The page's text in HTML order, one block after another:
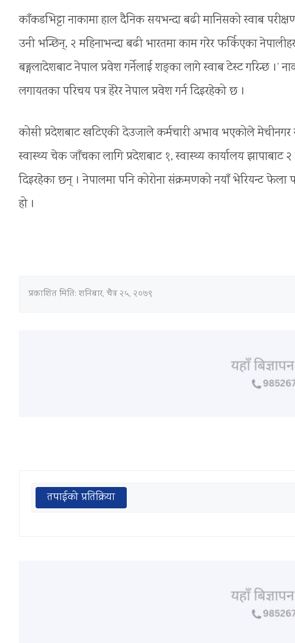
काँकडभिट्टा नाकामा हाल दैनिक सयभन्दा बढी मानिसको स्वाब
उनी भन्छिन्, २ महिनाभन्दा बढी भारतमा काम गरेर फर्किएका
बङ्गलादेशबाट नेपाल प्रवेश गर्नेलाई शङ्का लागे स्वाब टेस्ट गरिन्छ ।’
लगायतका परिचय पत्र हेरेर नेपाल प्रवेश गर्न दिइरहेको छ ।
कोसी प्रदेशबाट खटिएकी देउजाले कर्मचारी अभाव भएकोले मेचीनगर
स्वास्थ्य चेक जाँचका लागि प्रदेशबाट १, स्वास्थ्य कार्यालय झापाबाट
दिइरहेका छन् । नेपालमा पनि कोरोना संक्रमणको नयाँ भेरियन्ट फेला
हो ।
प्रकाशित मिति:शनिबार, चैत्र २५, २०७९
तपाईको प्रतिक्रिया